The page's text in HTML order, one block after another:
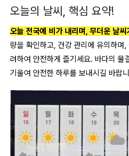
오늘의 날씨, 핵심 요약!
오늘 전국에 비가 내리며, 무더운 날씨
량을 확인하고, 건강 관리에 유의하며
려하여 안전하게 즐기세요. 바다의 물
기울여 안전한 하루를 보내시길 바랍